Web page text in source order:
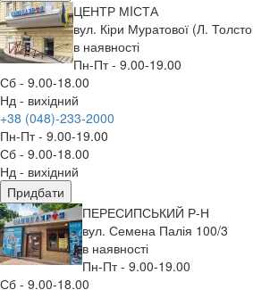
ЦЕНТР МIСТА
вул. Кіри Муратової (Л.
в наявності
Пн-Пт - 9.00-19.00
Сб - 9.00-18.00
Нд - вихідний
+38 (048)-233-2000
Пн-Пт - 9.00-19.00
Сб - 9.00-18.00
Нд - вихідний
Придбати
ПЕРЕСИПСЬКИЙ Р-Н
вул. Семена Палія 100/3
в наявності
Пн-Пт - 9.00-19.00
Сб - 9.00-18.00